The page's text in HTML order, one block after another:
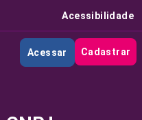
Acessibilidade
Acessar Cadastrar